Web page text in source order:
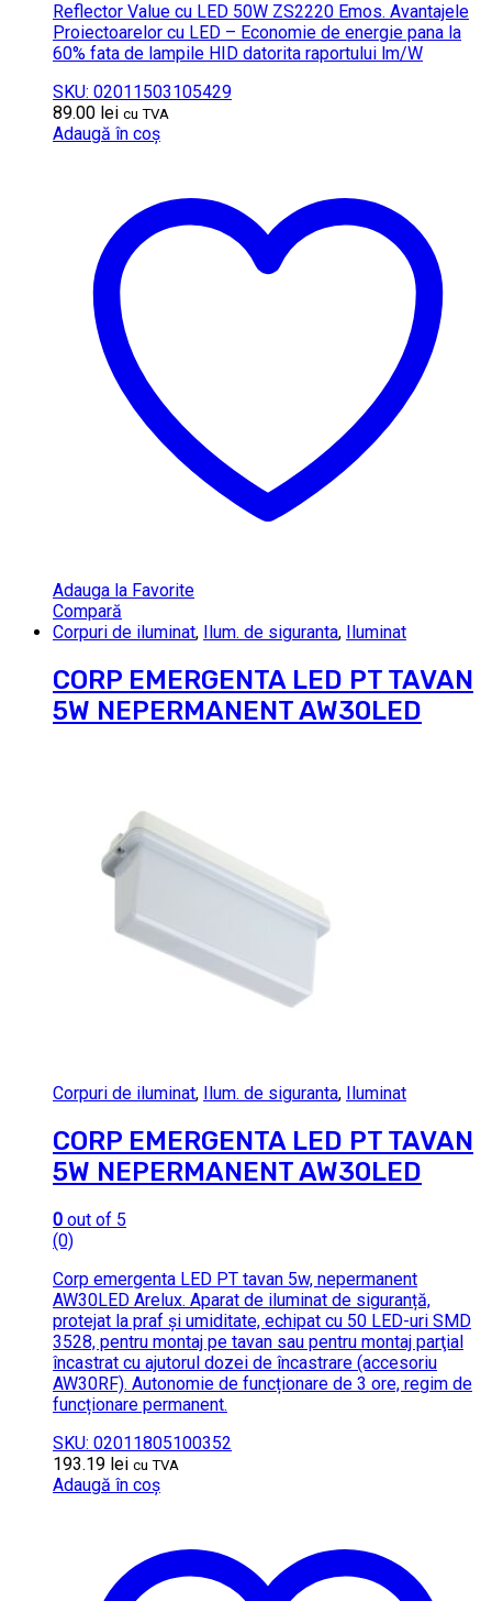
Reflector Value cu LED 50W ZS2220 Emos. Avantajele
Proiectoarelor cu LED – Economie de energie pana la
60% fata de lampile HID datorita raportului lm/W
SKU: 02011503105429
89.00 lei cu TVA
Adaugă în coș
Adauga la Favorite
Compară
Corpuri de iluminat, Ilum. de siguranta, Iluminat
CORP EMERGENTA LED PT TAVAN
5W NEPERMANENT AW30LED
Corpuri de iluminat, Ilum. de siguranta, Iluminat
CORP EMERGENTA LED PT TAVAN
5W NEPERMANENT AW30LED
0 out of 5
(0)
Corp emergenta LED PT tavan 5w, nepermanent
AW30LED Arelux. Aparat de iluminat de siguranță,
protejat la praf şi umiditate, echipat cu 50 LED-uri SMD
3528, pentru montaj pe tavan sau pentru montaj parţial
încastrat cu ajutorul dozei de încastrare (accesoriu
AW30RF). Autonomie de funcționare de 3 ore, regim de
funcționare permanent.
SKU: 02011805100352
193.19 lei cu TVA
Adaugă în coș